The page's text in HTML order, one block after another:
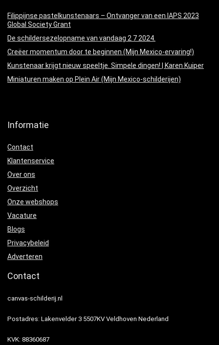
Filippijnse pastelkunstenaars – Ontvanger van een IAPS 2023
Global Society Grant
De schildersezelopname van vandaag 2 7 2024.
Creëer momentum door te beginnen (Mijn Mexico-ervaring!)
Kunstenaar krijgt nieuw speeltje. Simpele dingen! | Karen Kuiper
Miniaturen maken op Plein Air (Mijn Mexico-schilderijen)
Informatie
Contact
Klantenservice
Over ons
Overzicht
Onze webshops
Vacature
Blogs
Privacybeleid
Adverteren
Contact
canvas-schilderij.nl
Postadres: Lakenvelder 3 5507KV Veldhoven Nederland
KVK: 88360687